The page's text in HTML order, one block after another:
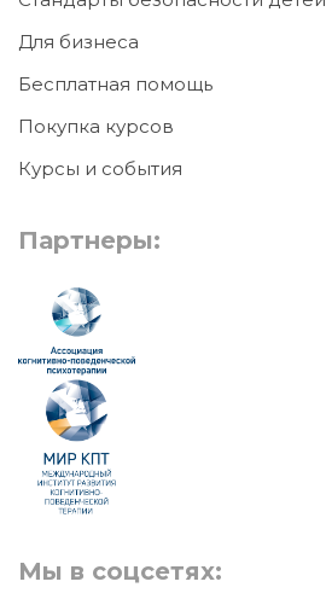
Для бизнеса
Бесплатная помощь
Покупка курсов
Курсы и события
Партнеры:
Мы в соцсетях: